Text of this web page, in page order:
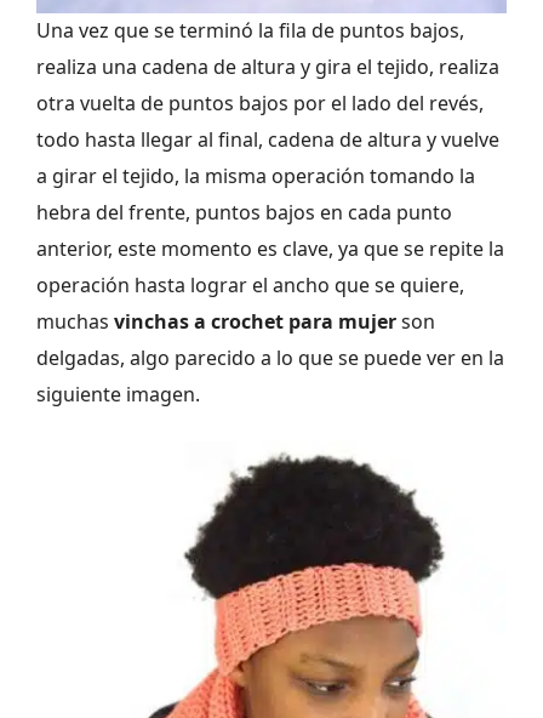
Una vez que se terminó la fila de puntos bajos,
realiza una cadena de altura y gira el tejido, realiza
otra vuelta de puntos bajos por el lado del revés,
todo hasta llegar al final, cadena de altura y vuelve
a girar el tejido, la misma operación tomando la
hebra del frente, puntos bajos en cada punto
anterior, este momento es clave, ya que se repite la
operación hasta lograr el ancho que se quiere,
muchas vinchas a crochet para mujerson
delgadas, algo parecido a lo que se puede ver en la
siguiente imagen.